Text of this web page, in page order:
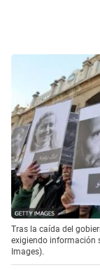
Tras la caída del
exigiendo información
Images).